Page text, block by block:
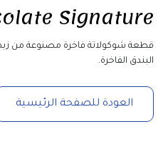
Signature
البندق الفاخرة.
العودة للصفحة الرئيسية